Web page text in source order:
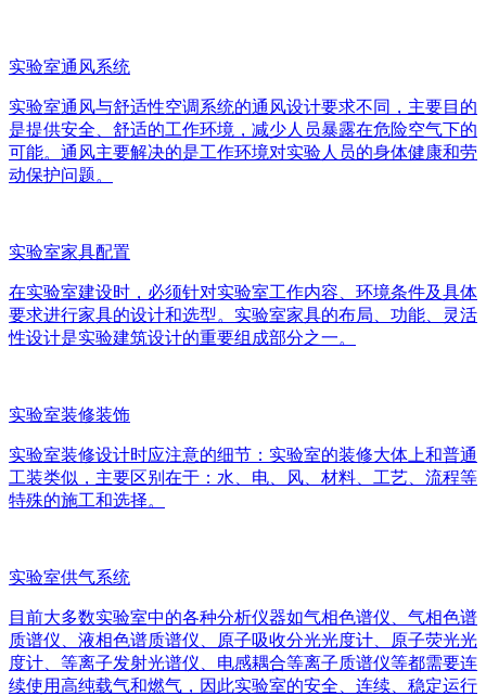
实验室通风系统
实验室通风与舒适性空调系统的通风设计要求不同，主要目的
是提供安全、舒适的工作环境，减少人员暴露在危险空气下的
可能。通风主要解决的是工作环境对实验人员的身体健康和劳
动保护问题。
实验室家具配置
在实验室建设时，必须针对实验室工作内容、环境条件及具体
要求进行家具的设计和选型。实验室家具的布局、功能、灵活
性设计是实验建筑设计的重要组成部分之一。
实验室装修装饰
实验室装修设计时应注意的细节：实验室的装修大体上和普通
工装类似，主要区别在于：水、电、风、材料、工艺、流程等
特殊的施工和选择。
实验室供气系统
目前大多数实验室中的各种分析仪器如气相色谱仪、气相色谱
质谱仪、液相色谱质谱仪、原子吸收分光光度计、原子荧光光
度计、等离子发射光谱仪、电感耦合等离子质谱仪等都需要连
续使用高纯载气和燃气，因此实验室的安全、连续、稳定运行